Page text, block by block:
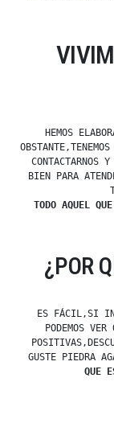
HEMOS
CONTACTARNOS
BIEN PARA
TODO AQUEL
¿POR
ES FÁCIL,SI
PODEMOS
GUSTE PIEDRA
QUE